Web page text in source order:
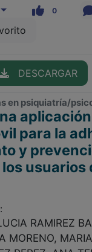
0
DESCARGAR
en psiquiatría/
para la
y
usuarios
RAMIREZ
MORENO,